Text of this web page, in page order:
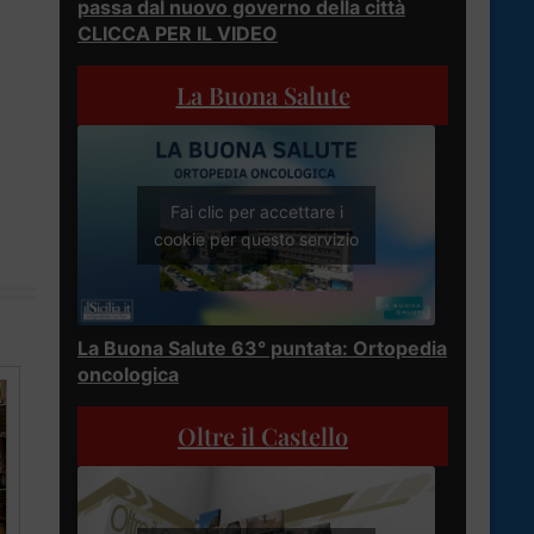
passa dal nuovo governo della città
CLICCA PER IL VIDEO
La Buona Salute
Fai clic per accettare i
cookie per questo servizio
La Buona Salute 63° puntata: Ortopedia
oncologica
Oltre il Castello